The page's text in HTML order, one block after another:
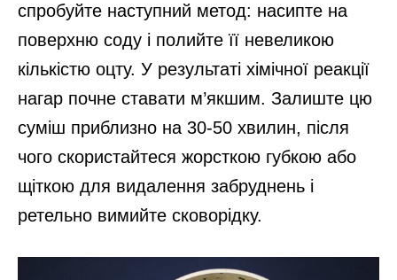
спробуйте наступний метод: насипте на
поверхню соду і полийте її невеликою
кількістю оцту. У результаті хімічної реакції
нагар почне ставати м’якшим. Залиште цю
суміш приблизно на 30-50 хвилин, після
чого скористайтеся жорсткою губкою або
щіткою для видалення забруднень і
ретельно вимийте сковорідку.